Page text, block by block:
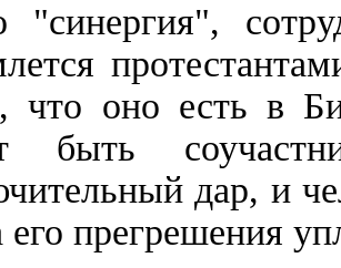
"синергия",
что оно есть в
быть
дар, и
его прегрешения